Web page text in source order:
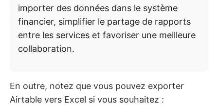
importer des données dans le système
financier, simplifier le partage de rapports
entre les services et favoriser une meilleure
collaboration.
En outre, notez que vous pouvez exporter
Airtable vers Excel si vous souhaitez :